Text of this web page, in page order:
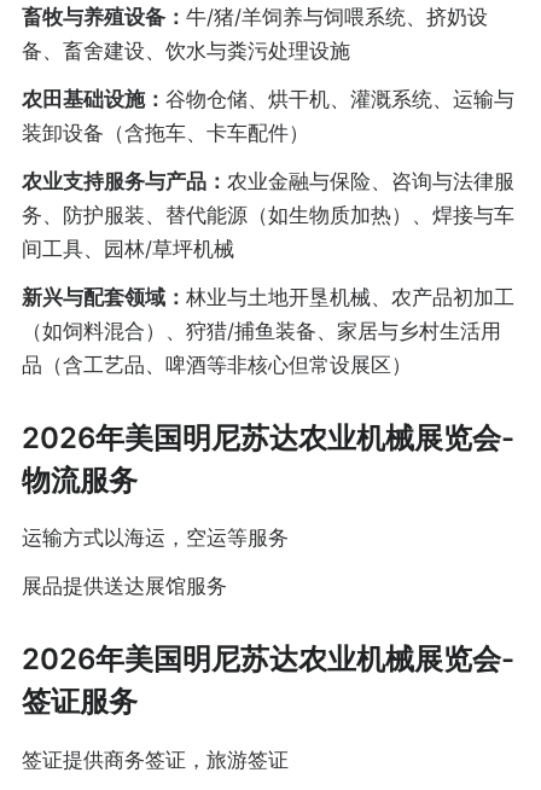
畜牧与养殖设备： 牛/猪/羊饲养与饲喂系统、挤奶设
备、畜舍建设、饮水与粪污处理设施
农田基础设施： 谷物仓储、烘干机、灌溉系统、运输与
装卸设备（含拖车、卡车配件）
农业支持服务与产品： 农业金融与保险、咨询与法律服
务、防护服装、替代能源（如生物质加热）、焊接与车
间工具、园林/草坪机械
新兴与配套领域： 林业与土地开垦机械、农产品初加工
（如饲料混合）、狩猎/捕鱼装备、家居与乡村生活用
品（含工艺品、啤酒等非核心但常设展区）
2026年美国明尼苏达农业机械展览会-
物流服务
运输方式以海运，空运等服务
展品提供送达展馆服务
2026年美国明尼苏达农业机械展览会-
签证服务
签证提供商务签证，旅游签证